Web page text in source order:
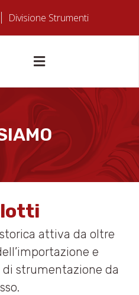
Divisione Strumenti
attiva da oltre
e
strumentazione da